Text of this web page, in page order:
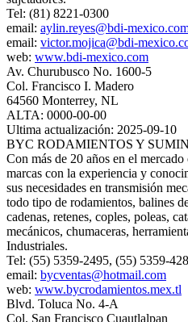
Tel: (81) 8221-0300
email: aylin.reyes@bdi-
email: victor.mojica@bdi-
web: www.bdi-mexico.com
Av. Churubusco No. 1600-5
Col. Francisco I. Madero
64560 Monterrey, NL
ALTA: 0000-00-00
Ultima actualización: 2025-09-10
BYC RODAMIENTOS Y
Con más de 20 años en el
marcas con la experiencia y
sus necesidades en transmisión
todo tipo de rodamientos, balines
cadenas, retenes, coples, poleas,
mecánicos, chumaceras,
Industriales.
Tel: (55) 5359-2495, (55) 5359-
email: bycventas@hotmail.com
web: www.bycrodamientos.mex.tl
Blvd. Toluca No. 4-A
Col. San Francisco Cuautlalpan